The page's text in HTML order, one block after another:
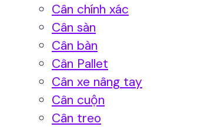
Cân chính xác
Cân sàn
Cân bàn
Cân Pallet
Cân xe nâng tay
Cân cuộn
Cân treo